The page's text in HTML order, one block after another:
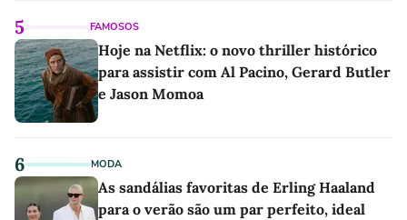
5 FAMOSOS
Hoje na Netflix: o novo thriller histórico
para assistir com Al Pacino, Gerard Butler
e Jason Momoa
6 MODA
As sandálias favoritas de Erling Haaland
para o verão são um par perfeito, ideal